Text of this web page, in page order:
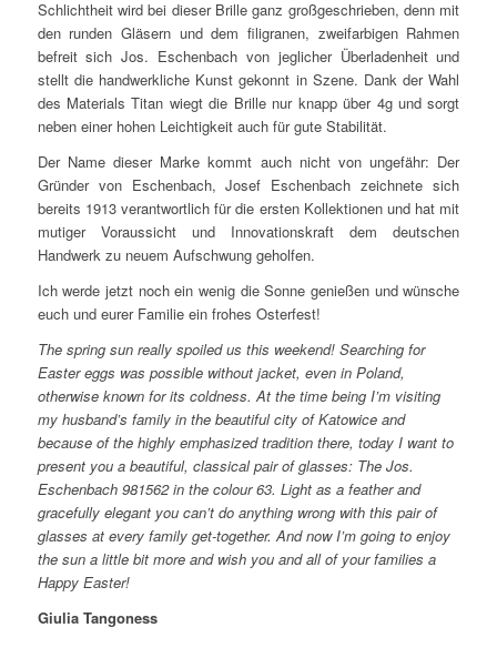
Schlichtheit wird bei dieser Brille ganz großgeschrieben, denn mit
den runden Gläsern und dem filigranen, zweifarbigen Rahmen
befreit sich Jos. Eschenbach von jeglicher Überladenheit und
stellt die handwerkliche Kunst gekonnt in Szene. Dank der Wahl
des Materials Titan wiegt die Brille nur knapp über 4g und sorgt
neben einer hohen Leichtigkeit auch für gute Stabilität.
Der Name dieser Marke kommt auch nicht von ungefähr: Der
Gründer von Eschenbach, Josef Eschenbach zeichnete sich
bereits 1913 verantwortlich für die ersten Kollektionen und hat mit
mutiger Voraussicht und Innovationskraft dem deutschen
Handwerk zu neuem Aufschwung geholfen.
Ich werde jetzt noch ein wenig die Sonne genießen und wünsche
euch und eurer Familie ein frohes Osterfest!
The spring sun really spoiled us this weekend! Searching for
Easter eggs was possible without jacket, even in Poland,
otherwise known for its coldness. At the time being I’m visiting
my husband’s family in the beautiful city of Katowice and
because of the highly emphasized tradition there, today I want to
present you a beautiful, classical pair of glasses: The Jos.
Eschenbach 981562 in the colour 63. Light as a feather and
gracefully elegant you can’t do anything wrong with this pair of
glasses at every family get-together. And now I’m going to enjoy
the sun a little bit more and wish you and all of your families a
Happy Easter!
Giulia Tangoness